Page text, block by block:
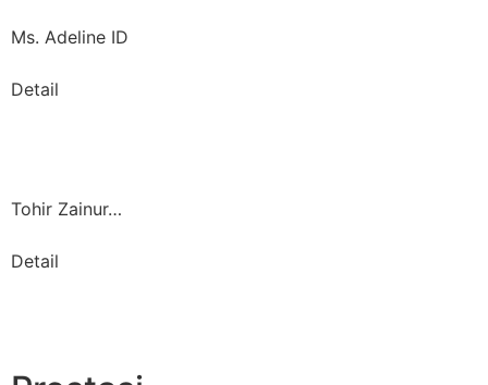
Ms. Adeline ID
Detail
Tohir Zainur…
Detail